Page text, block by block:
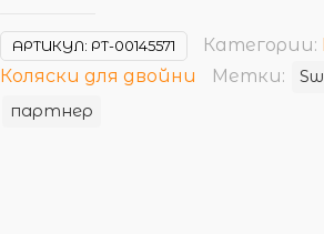
АРТИКУЛ: РТ-00145571 Категории:
Коляски для двойни
Метки:
партнер